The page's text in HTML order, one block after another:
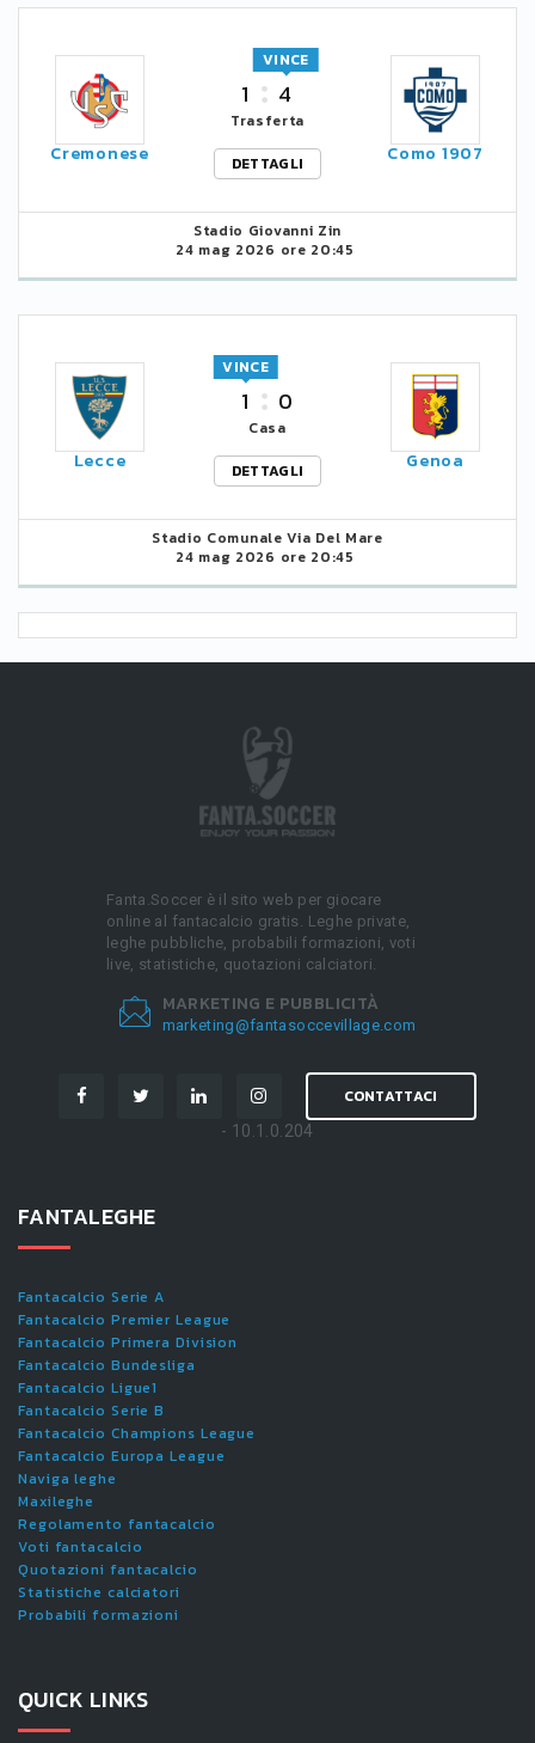
Cremonese
1 4
VINCE
Trasferta
DETTAGLI
Como 1907
Stadio Giovanni Zin
24 mag 2026 ore 20:45
Lecce
1
VINCE
0
Casa
DETTAGLI
Genoa
Stadio Comunale Via Del Mare
24 mag 2026 ore 20:45
Fanta.Soccer è il sito web per giocare
online al fantacalcio gratis. Leghe private,
leghe pubbliche, probabili formazioni, voti
live, statistiche, quotazioni calciatori.
MARKETING E PUBBLICITÀ
marketing@fantasoccevillage.com
CONTATTACI
- 10.1.0.204
FANTALEGHE
Fantacalcio Serie A
Fantacalcio Premier League
Fantacalcio Primera Division
Fantacalcio Bundesliga
Fantacalcio Ligue1
Fantacalcio Serie B
Fantacalcio Champions League
Fantacalcio Europa League
Naviga leghe
Maxileghe
Regolamento fantacalcio
Voti fantacalcio
Quotazioni fantacalcio
Statistiche calciatori
Probabili formazioni
QUICK LINKS